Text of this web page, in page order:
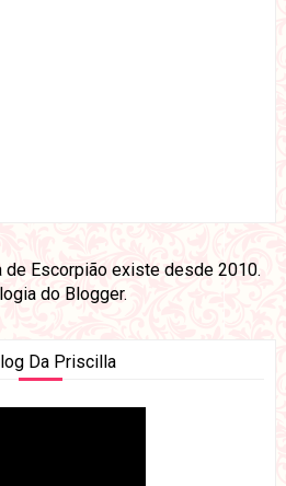
de Escorpião existe desde 2010.
do Blogger.
Da Priscilla